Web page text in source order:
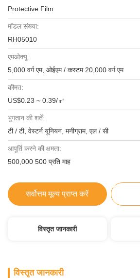
Protective Film
मॉडल संख्या:
RH05010
एमओक्यू:
5,000 वर्ग एम, ओईएम / कस्टम 20,000 वर्ग एम
कीमत:
US$0.23 ~ 0.39/㎡
भुगतान की शर्तें:
टी / टी, वेस्टर्न यूनियन, मनीग्राम, एल / सी
आपूर्ति करने की क्षमता:
500,000 500 प्रति माह
सर्वोत्तम मूल्य प्राप्त करें
विस्तृत जानकारी
विस्तृत जानकारी